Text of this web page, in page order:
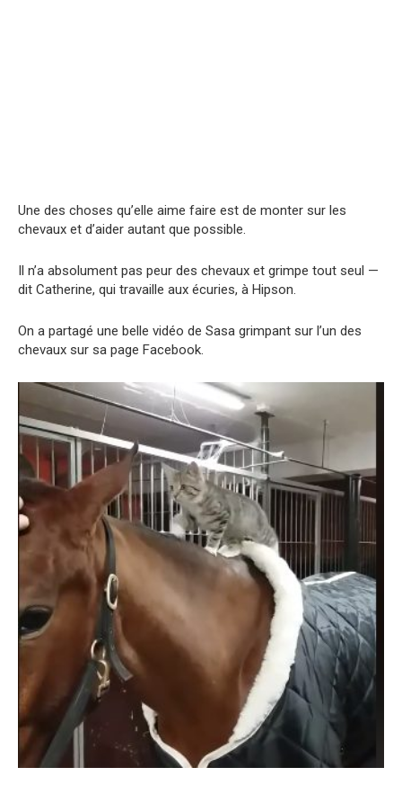
Une des choses qu’elle aime faire est de monter sur les
chevaux et d’aider autant que possible.
Il n’a absolument pas peur des chevaux et grimpe tout seul —
dit Catherine, qui travaille aux écuries, à Hipson.
On a partagé une belle vidéo de Sasa grimpant sur l’un des
chevaux sur sa page Facebook.